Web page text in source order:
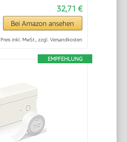
32,71 €
Bei Amazon ansehen
Preis inkl. MwSt., zzgl. Versandkosten
EMPFEHLUNG